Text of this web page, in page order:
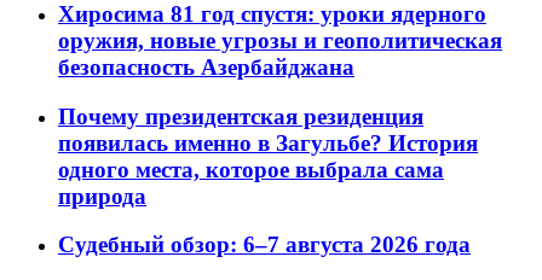
Хиросима 81 год спустя: уроки ядерного
оружия, новые угрозы и геополитическая
безопасность Азербайджана
Почему президентская резиденция
появилась именно в Загульбе? История
одного места, которое выбрала сама
природа
Судебный обзор: 6–7 августа 2026 года